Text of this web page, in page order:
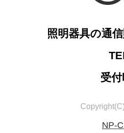
照明器具の通
受
NP-